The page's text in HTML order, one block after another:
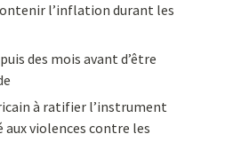
l’inflation durant les
des mois avant d’être
à ratifier l’instrument
violences contre les